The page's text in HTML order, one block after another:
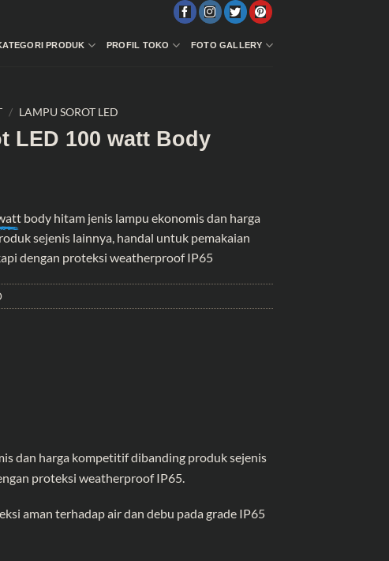
PRODUK PROFIL TOKO FOTO GALLERY
/ LAMPU SOROT LED
LED 100 watt Body
body hitam jenis lampu ekonomis dan harga
sejenis lainnya, handal untuk pemakaian
dengan proteksi weatherproof IP65
dan harga kompetitif dibanding produk sejenis
proteksi weatherproof IP65.
aman terhadap air dan debu pada grade IP65